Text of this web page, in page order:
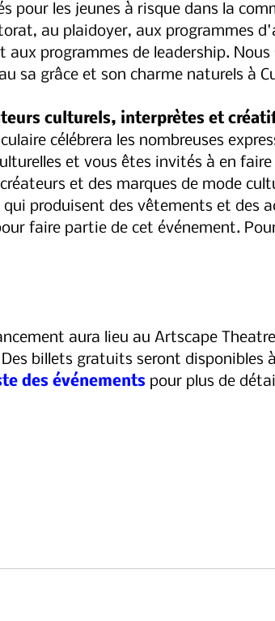
pour les jeunes à risque dans la
au plaidoyer, aux programmes
programmes de leadership. Nous
sa grâce et son charme naturels à
culturels, interprètes et
célébrera les nombreuses
et vous êtes invités à en
et des marques de mode
produisent des vêtements et des
faire partie de cet événement.
aura lieu au Artscape
Des billets gratuits seront disponibles
des événements pour plus de